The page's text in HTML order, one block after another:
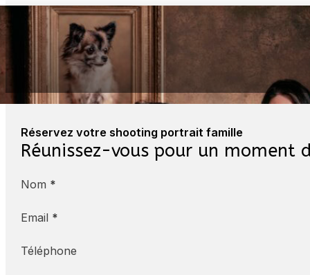
Réservez votre shooting portrait famille
Réunissez-vous pour un moment
Nom *
Email *
Téléphone
« Un excellent souvenir immortalisé »
Famille Demière